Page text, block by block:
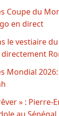
Coupe du
en direct
le vestiaire
Mondial
» : Pierre-